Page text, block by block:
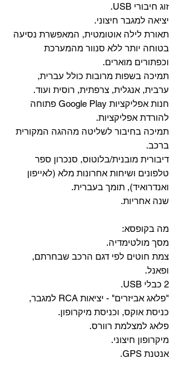
זוג חיבורי USB.
יציאה למגבר חיצוני.
תאורת לילה אוטומטית, המאפשרת נסיעה
בטוחה יותר ללא סנוור מהמערכת
וכפתורים מוארים.
תמיכה בשפות מרובות כולל עברית,
ערבית, אנגלית, צרפתית, רוסית ועוד.
‏חנות אפליקציות Google Play פתוחה
להורדת אפליקציות.
‏תמיכה בחיבור לשליטה מההגה המקורית
ברכב.
‏דיבורית מובנית/בלוטוס, ‏סנכרון ספר
טלפונים ושיחות אחרונות מלא (לאייפון
ואנדרואיד), תומך בעברית.
שנה אחריות.
מה בקופסא:
מסך מולטימדיה.
צמת חוטים לפי דגם הרכב שבחרתם,
ופאנל.
2 כבלי USB.
"פלאג אביזרים" - יציאות RCA למגבר,
כניסת אוקס, וכניסת מיקרופון.
פלאג למצלמת רוורס.
מיקרופון חיצוני.
אנטנת GPS.